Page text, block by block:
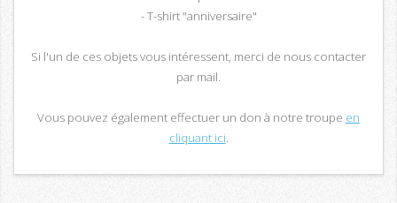
- T-shirt "anniversaire"
Si l'un de ces objets vous intéressent, merci de nous contacter
par mail.
Vous pouvez également effectuer un don à notre troupe en
cliquant ici.